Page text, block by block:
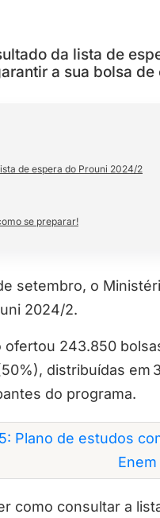
da lista de
a sua bolsa de
de espera do Prouni 2024/2
se preparar!
setembro, o
2024/2.
ofertou 243.850
distribuídas
do programa.
Plano de estudos
Enem
como consultar a